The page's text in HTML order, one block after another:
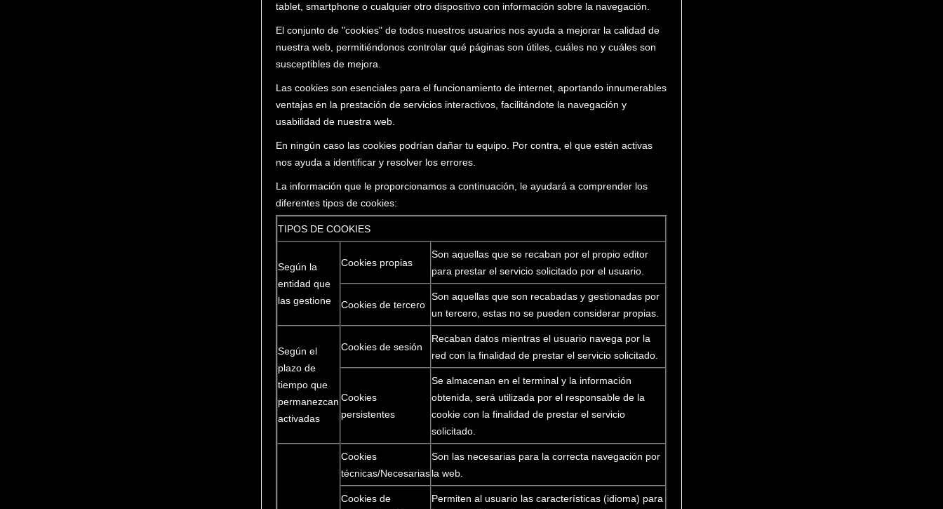
tablet, smartphone o cualquier otro dispositivo con información sobre la navegación.
El conjunto de "cookies" de todos nuestros usuarios nos ayuda a mejorar la calidad de
nuestra web, permitiéndonos controlar qué páginas son útiles, cuáles no y cuáles son
susceptibles de mejora.
Las cookies son esenciales para el funcionamiento de internet, aportando innumerables
ventajas en la prestación de servicios interactivos, facilitándote la navegación y
usabilidad de nuestra web.
En ningún caso las cookies podrían dañar tu equipo. Por contra, el que estén activas
nos ayuda a identificar y resolver los errores.
La información que le proporcionamos a continuación, le ayudará a comprender los
diferentes tipos de cookies:
TIPOS DE COOKIES
Según la
entidad que
las gestione
Cookies propias
Son aquellas que se recaban por el propio editor
para prestar el servicio solicitado por el usuario.
Cookies de tercero
Son aquellas que son recabadas y gestionadas por
un tercero, estas no se pueden considerar propias.
Según el
plazo de
tiempo que
permanezcan
activadas
Cookies de sesión
Recaban datos mientras el usuario navega por la
red con la finalidad de prestar el servicio solicitado.
Cookies
persistentes
Se almacenan en el terminal y la información
obtenida, será utilizada por el responsable de la
cookie con la finalidad de prestar el servicio
solicitado.
Cookies
técnicas/Necesarias
Son las necesarias para la correcta navegación por
la web.
Cookies de
Permiten al usuario las características (idioma) para